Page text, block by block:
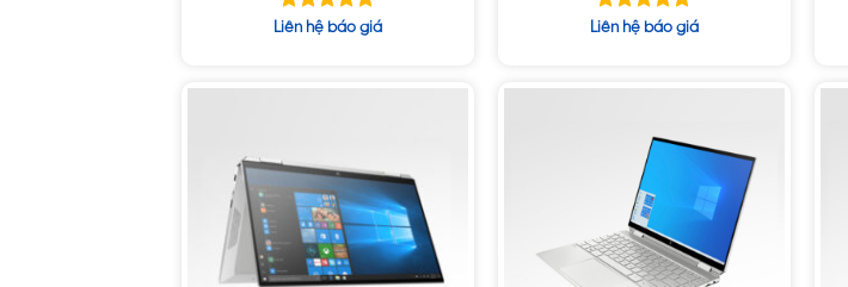
WUXGA / Win11
Được xếp
Liên hệ báo giá
Được xếp
Liên hệ báo giá